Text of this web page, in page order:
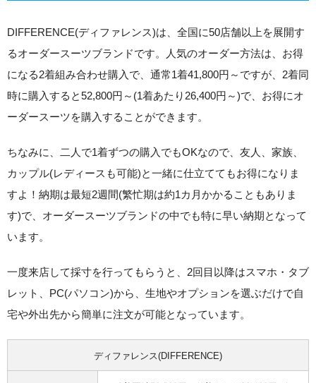
DIFFERENCE(ディファレンス)は、全国に50店舗以上を展開す
るオーダースーツブランドです。
人気のオーダー方法は、お得
になる2着組み合わせ購入 で、通常1着41,800円～ですが、2着同
時に購入すると52,800円～(1着あたり26,400円～)で、お得にオ
ーダースーツを購入することができます。
ちなみに、 二人で1着ずつの購入でもOKなので、友人、家族、
カップル(レディースも可能)と一緒に仕立ててもお得になりま
すよ！ 納期は最短2週間(繁忙期は約1カ月かかることもありま
す)で、オーダースーツブランドの中でも特に早い納期となって
います。
一度来店して採寸を行ってもらうと、 2回目以降はスマホ・タブ
レット、PC(パソコン)から、生地やオプションを選ぶだけで自
宅や外出先から簡単に注文が可能となっています。
ディファレンス(DIFFERENCE)